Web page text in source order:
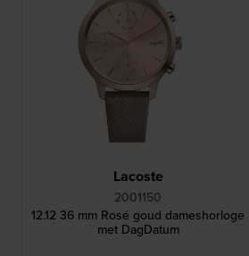
Lacoste
2001150
12.12 36 mm Rosé goud dameshorloge
met DagDatum